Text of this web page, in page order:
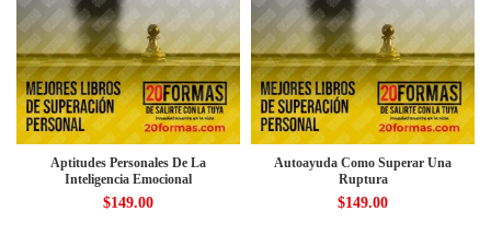
Aptitudes Personales De La
Inteligencia Emocional
$149.00
Autoayuda Como Superar Una
Ruptura
$149.00